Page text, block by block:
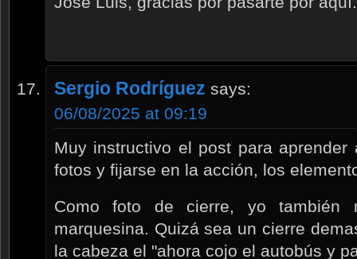
Sergio Rodríguez says:
06/08/2025 at 09:19
Muy instructivo el post para
fotos y fijarse en la acción, los
Como foto de cierre, yo
marquesina. Quizá sea un cierre
la cabeza el "ahora cojo el autobús y